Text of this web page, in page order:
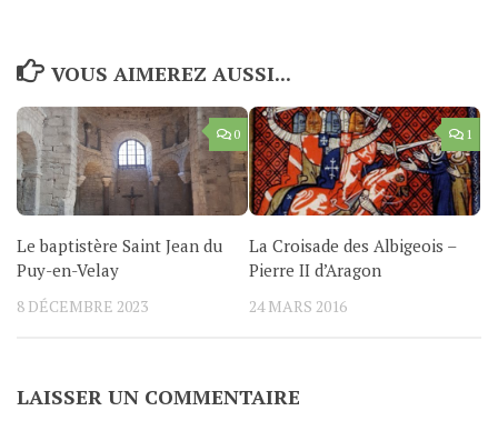
VOUS AIMEREZ AUSSI...
0
Le baptistère Saint Jean du
Puy-en-Velay
8 DÉCEMBRE 2023
1
La Croisade des Albigeois –
Pierre II d’Aragon
24 MARS 2016
LAISSER UN COMMENTAIRE